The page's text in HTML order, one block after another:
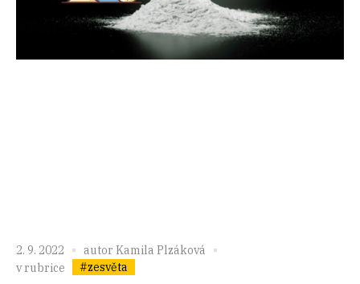
2. 9. 2022 autor Kamila Plzáková
v rubrice
#zesvěta